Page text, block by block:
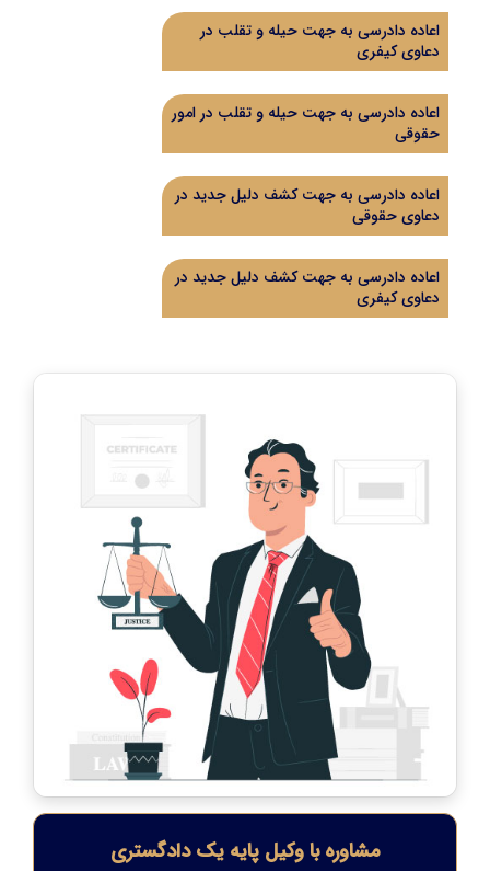
اعاده دادرسی به جهت حیله و تقلب در
دعاوی کیفری
اعاده دادرسی به جهت حیله و تقلب در امور
حقوقی
اعاده دادرسی به جهت کشف دلیل جدید در
دعاوی حقوقی
اعاده دادرسی به جهت کشف دلیل جدید در
دعاوی کیفری
مشاوره با وکیل پایه یک دادگستری